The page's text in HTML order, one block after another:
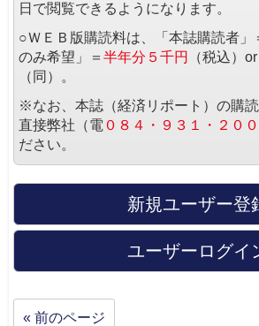
日で閲覧できるようになります。
○ＷＥＢ版購読料は、「本誌購読者」
のみ希望」＝ 半年分５千円 （税込）or
（同）。
※なお、本誌（経済リポート）の購読
直接弊社（電 ０８４・９３１・２０
ださい。
新規ユーザー登
ユーザーログイ
« 前のページ